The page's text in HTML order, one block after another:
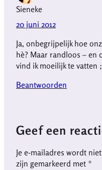
Sieneke
20 juni 2012
Ja, onbegrijpelijk hoe
hè? Maar randloos – en
vind ik moeilijk te vatten
Beantwoorden
Geef een
Je e-mailadres wordt
zijn gemarkeerd met *